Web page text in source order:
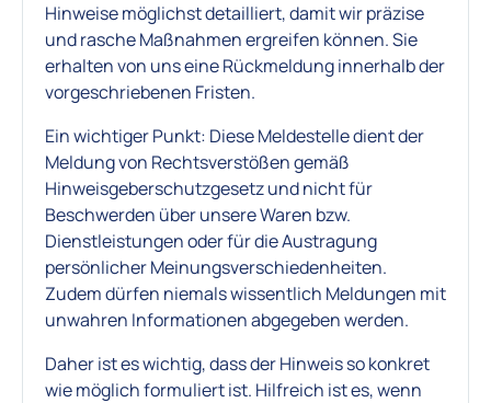
Hinweise möglichst detailliert, damit wir präzise
und rasche Maßnahmen ergreifen können. Sie
erhalten von uns eine Rückmeldung innerhalb der
vorgeschriebenen Fristen.
Ein wichtiger Punkt: Diese Meldestelle dient der
Meldung von Rechtsverstößen gemäß
Hinweisgeberschutzgesetz und nicht für
Beschwerden über unsere Waren bzw.
Dienstleistungen oder für die Austragung
persönlicher Meinungsverschiedenheiten.
Zudem dürfen niemals wissentlich Meldungen mit
unwahren Informationen abgegeben werden.
Daher ist es wichtig, dass der Hinweis so konkret
wie möglich formuliert ist. Hilfreich ist es, wenn